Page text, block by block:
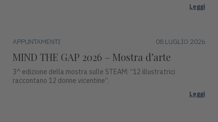
Leggi
APPUNTAMENTI 08 LUGLIO 2026
MIND THE GAP 2026 – Mostra d’arte
3^ edizione della mostra sulle STEAM: “12 illustratrici
raccontano 12 donne vicentine”.
Leggi